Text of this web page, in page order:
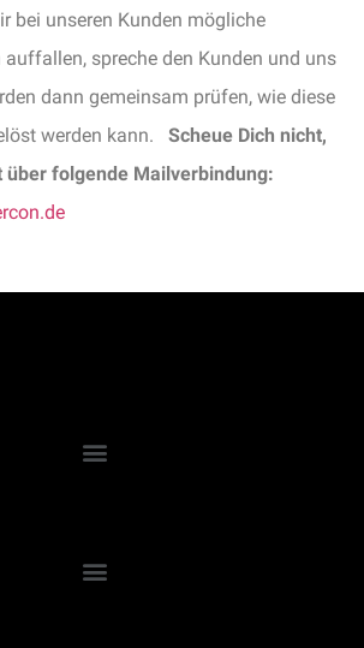
bei unseren Kunden mögliche
spreche den Kunden und uns
dann gemeinsam prüfen, wie diese
werden kann. Scheue Dich nicht,
über folgende Mailverbindung: